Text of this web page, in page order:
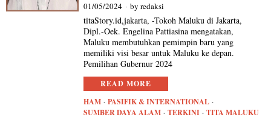
01/05/2024 byredaksi
titaStory.id,jakarta, -Tokoh Maluku di Jakarta,
Dipl.-Oek. Engelina Pattiasina mengatakan,
Maluku membutuhkan pemimpin baru yang
memiliki visi besar untuk Maluku ke depan.
Pemilihan Gubernur 2024
READ MORE
HAM · PASIFIK & INTERNATIONAL ·
SUMBER DAYA ALAM · TERKINI · TITA MALUKU